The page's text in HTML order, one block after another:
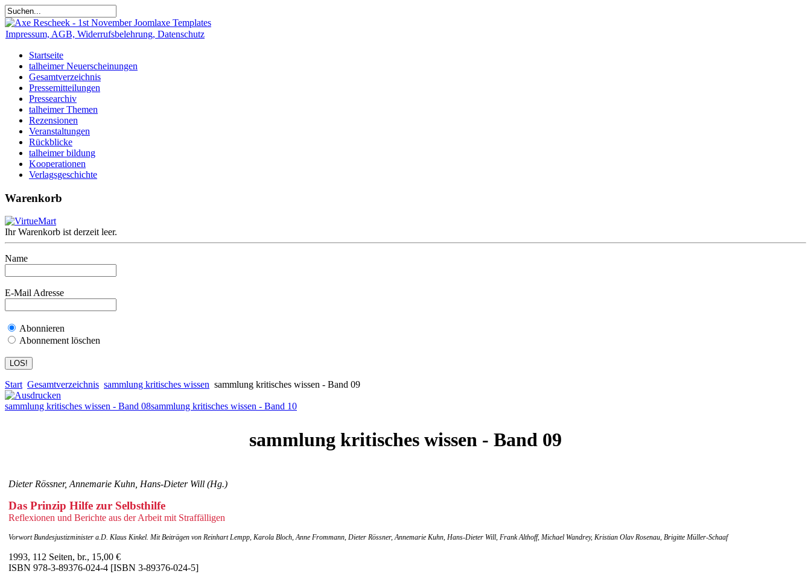
Impressum, AGB, Widerrufsbelehrung, Datenschutz
Startseite
talheimer Neuerscheinungen
Gesamtverzeichnis
Pressemitteilungen
Pressearchiv
talheimer Themen
Rezensionen
Veranstaltungen
Rückblicke
talheimer bildung
Kooperationen
Verlagsgeschichte
Warenkorb
Ihr Warenkorb ist derzeit leer.
Name
E-Mail Adresse
Abonnieren
Abonnement löschen
Start Gesamtverzeichnis sammlung kritisches wissen sammlung kritisches wissen - Band 09
sammlung kritisches wissen - Band 08sammlung kritisches wissen - Band 10
sammlung kritisches wissen - Band 09
Dieter Rössner, Annemarie Kuhn, Hans-Dieter Will (Hg.)
Das Prinzip Hilfe zur Selbsthilfe
Reflexionen und Berichte aus der Arbeit mit Straffälligen
Vorwort Bundesjustizminister a.D. Klaus Kinkel. Mit Beiträgen von Reinhart Lempp, Karola Bloch, Anne Frommann, Dieter Rössner, Annemarie Kuhn, Hans-Dieter Will, Frank Althoff, Michael Wandrey, Kristian Olav Rosenau, Brigitte Müller-Schaaf
1993, 112 Seiten, br., 15,00 €
ISBN 978-3-89376-024-4 [ISBN 3-89376-024-5]